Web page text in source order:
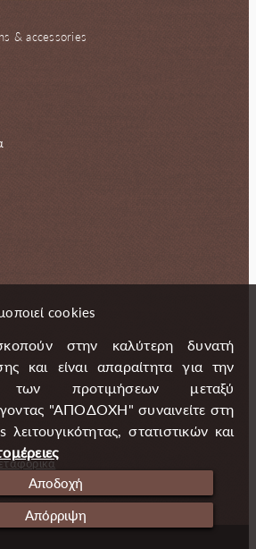
& accessories
cookies
στην καλύτερη δυνατή
και είναι απαραίτητα για την
των προτιμήσεων μεταξύ
"ΑΠΟΔΟΧΗ" συναινείτε στη
στατιστικών και
Αποδοχή
Απόρριψη